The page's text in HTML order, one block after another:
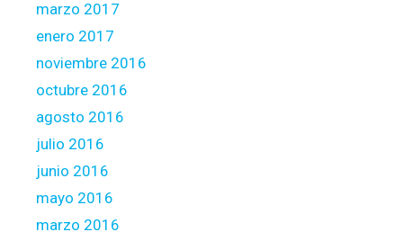
marzo 2017
enero 2017
noviembre 2016
octubre 2016
agosto 2016
julio 2016
junio 2016
mayo 2016
marzo 2016